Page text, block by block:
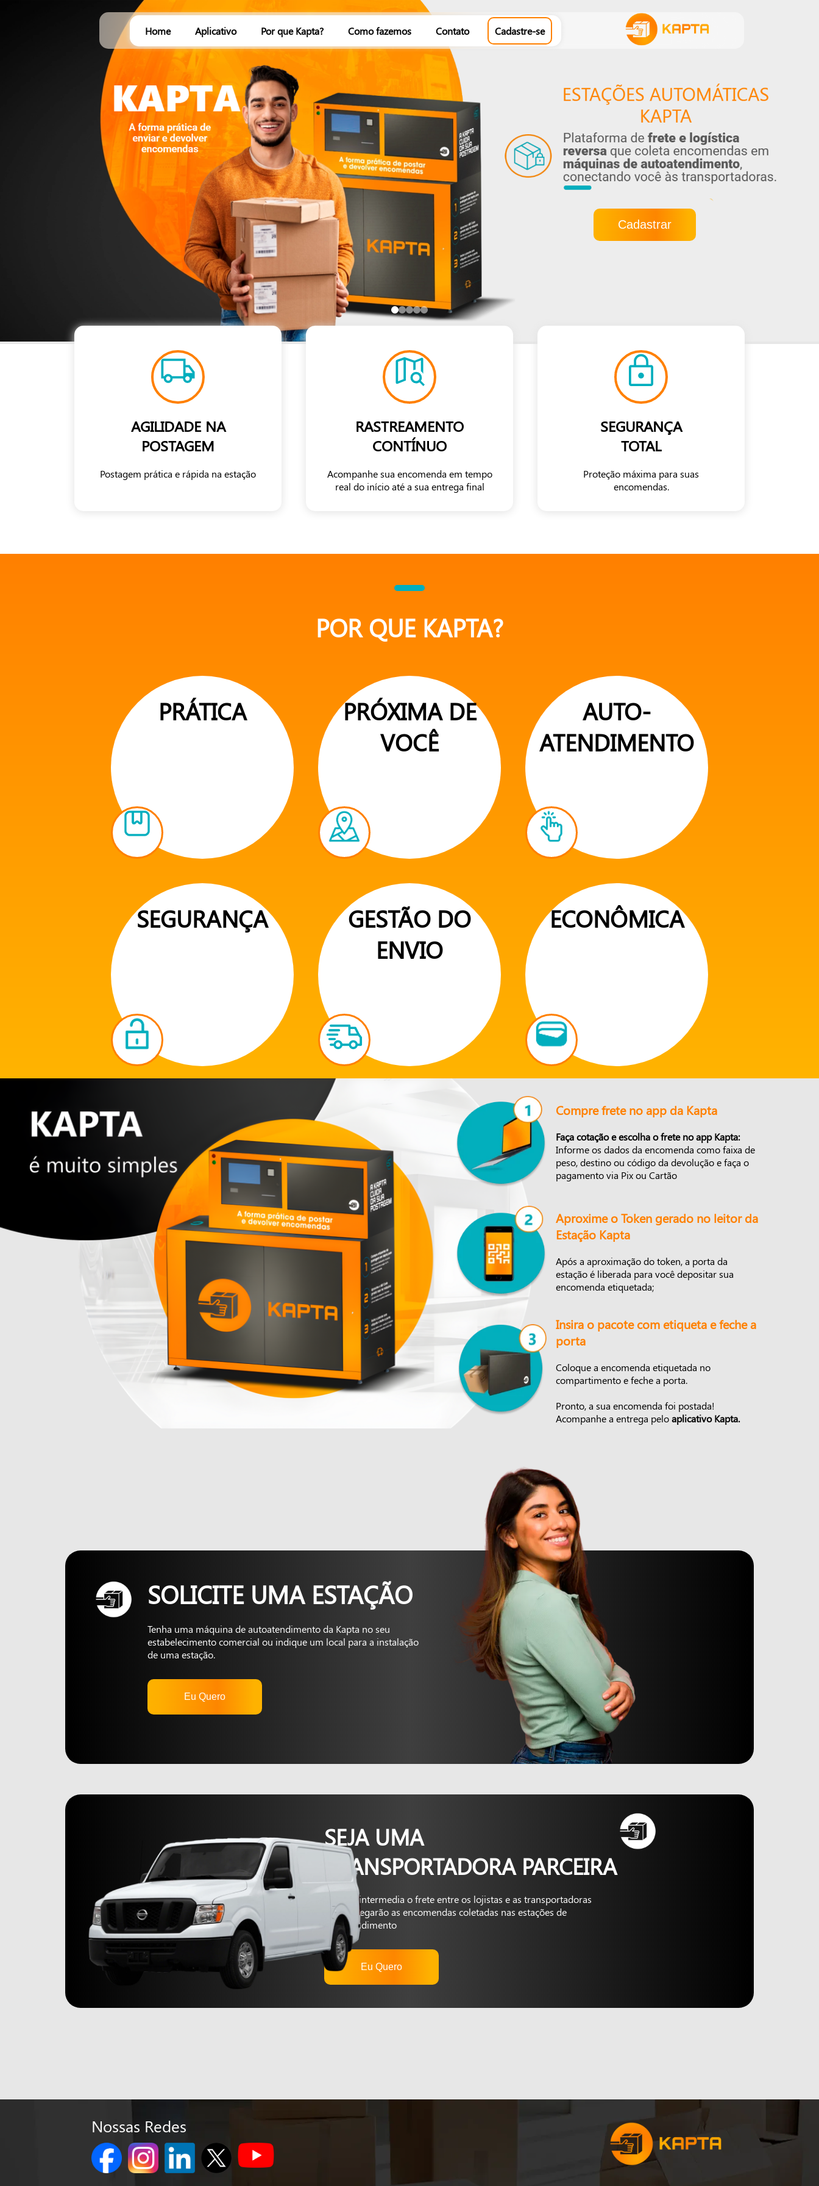
Home Aplicativo Por que Kapta? Como fazemos Contato Cadastre-se
Cadastrar
AGILIDADE NA
POSTAGEM
Postagem prática e rápida na estação
RASTREAMENTO
CONTÍNUO
Acompanhe sua encomenda em tempo
real do início até a sua entrega final
SEGURANÇA
TOTAL
Proteção máxima para suas
encomendas.
POR QUE KAPTA?
PRÁTICA
PRÓXIMA DE
VOCÊ
AUTO-
ATENDIMENTO
SEGURANÇA
GESTÃO DO
ENVIO
ECONÔMICA
Compre frete no app da Kapta
Faça cotação e escolha o frete no app Kapta:
Informe os dados da encomenda como faixa de
peso, destino ou código da devolução e faça o
pagamento via Pix ou Cartão
Aproxime o Token gerado no leitor da
Estação Kapta
Após a aproximação do token, a porta da
estação é liberada para você depositar sua
encomenda etiquetada;
Insira o pacote com etiqueta e feche a
porta
Coloque a encomenda etiquetada no
compartimento e feche a porta.
Pronto, a sua encomenda foi postada!
Acompanhe a entrega peloaplicativo Kapta.
SOLICITE UMA ESTAÇÃO
Tenha uma máquina de autoatendimento da Kapta no seu
estabelecimento comercial ou indique um local para a instalação
de uma estação.
Eu Quero
SEJA UMA
TRANSPORTADORA PARCEIRA
A Kapta intermedia o frete entre os lojistas e as transportadoras
que entregarão as encomendas coletadas nas estações de
autoatendimento
Eu Quero
Nossas Redes